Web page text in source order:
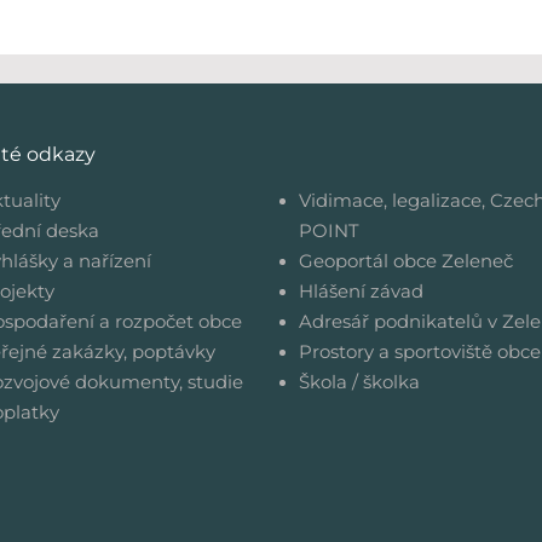
odkazy
deska
a nařízení
a rozpočet obce
zakázky, poptávky
dokumenty, studie
Vidimace, legalizace,
POINT
Geoportál obce Zeleneč
Hlášení závad
Adresář podnikatelů v
Prostory a sportoviště obce
Škola / školka